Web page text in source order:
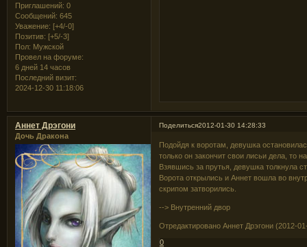
Приглашений: 0
Сообщений: 645
Уважение: [+4/-0]
Позитив: [+5/-3]
Пол: Мужской
Провел на форуме:
6 дней 14 часов
Последний визит:
2024-12-30 11:18:06
Поделиться2012-01-30 14:28:33
Аннет Дрэгони
Дочь Дракона
Подойдя к воротам, девушка
только он закончит свои лисьи дела, то
Взявшись за прутья, девушка толкнула
Ворота открылись и Аннет вошла во
скрипом затворились.
--> Внутренний двор
Отредактировано Аннет Дрэгони (2012-
0